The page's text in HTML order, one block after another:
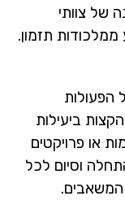
של צוותי
תזמון.
הפעולות
ביעילות
או פרויקטים
וסיום לכל
המשאבים.